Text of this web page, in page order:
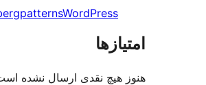
patternsWordPress
امتیازها
هنوز هیچ نقدی ارسال نشده